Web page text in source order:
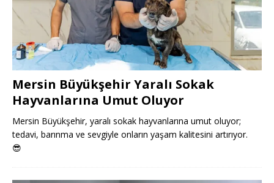
Mersin Büyükşehir Yaralı Sokak
Hayvanlarına Umut Oluyor
Mersin Büyükşehir, yaralı sokak hayvanlarına umut oluyor;
tedavi, barınma ve sevgiyle onların yaşam kalitesini artırıyor.
😎